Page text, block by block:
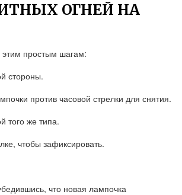
ОГНЕЙ НА
этим простым шагам:
стороны.
против часовой стрелки для снятия.
того же типа.
чтобы зафиксировать.
что новая лампочка